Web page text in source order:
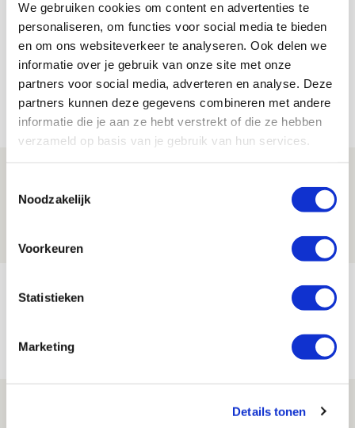
We gebruiken cookies om content en advertenties te
personaliseren, om functies voor social media te bieden
en om ons websiteverkeer te analyseren. Ook delen we
informatie over je gebruik van onze site met onze
partners voor social media, adverteren en analyse. Deze
partners kunnen deze gegevens combineren met andere
informatie die je aan ze hebt verstrekt of die ze hebben
verzameld op basis van je gebruik van hun services.
Noodzakelijk
Voorkeuren
Statistieken
Marketing
Details tonen
Bekijk alle berichten van De Redactie
Net binnen //
maakt Abdalla ‘geen reet’ uit
Brandt: ‘Ajax en Cruijff bleven door
Míchel geeft blessure-update en